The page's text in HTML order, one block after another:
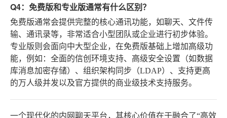
Q4：免费版和专业版通常有什么区别？
免费版通常会提供完整的核心通讯功能，如聊天、文件传
输、通讯录等，非常适合小型团队或企业进行初步体验。
专业版则会面向中大型企业，在免费版基础上增加高级功
能，例如：全面的信创环境支持、高级安全设置（如数据
库消息加密存储）、组织架构同步（LDAP）、支持更高
的万人级并发以及官方提供的商业级技术支持服务。
一个现代化的内网聊天平台，其核心价值在于融合了“高效